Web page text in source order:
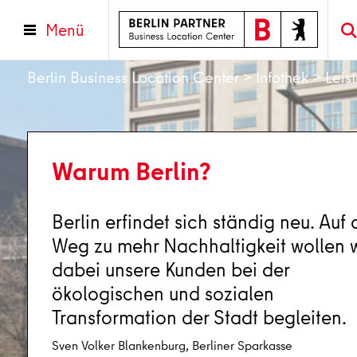
Menü
Berlin Business Location Center>Infothek>
Warum Berlin?
Berlins kreatives Potenzial schafft
idealen Voraussetzungen für
und Wachstum.
Orsolya Kreicz, Investitionsbank Berlin
Warum Berlin?
Berlin erfindet sich ständig neu. Auf
Weg zu mehr Nachhaltigkeit wollen
dabei unsere Kunden bei der
ökologischen und sozialen
Transformation der Stadt begleiten.
Sven Volker Blankenburg, Berliner Sparkasse
Warum Berlin?
Als regionale Genossenschaftsbank
schlägt unser Herz in und für Berlin.
setzen uns für die Unternehmen in
Stadt ein.
Jörg Widhalm, Berliner Volksbank